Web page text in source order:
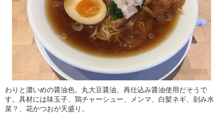
わりと濃いめの醤油色。丸大豆醤油、再仕込み醤油使用だそうで
す。具材には味玉子、鶏チャーシュー、メンマ、白髪ネギ、刻み水
菜？、花かつおが天盛り。